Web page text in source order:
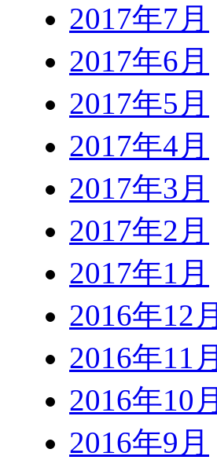
2017年7月
2017年6月
2017年5月
2017年4月
2017年3月
2017年2月
2017年1月
2016年12月
2016年11月
2016年10月
2016年9月